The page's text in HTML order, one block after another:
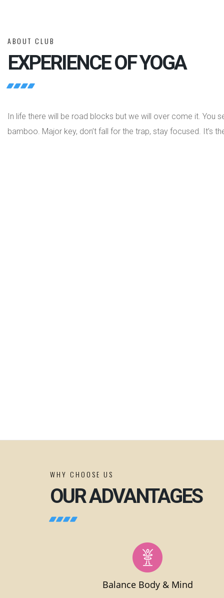
ABOUT CLUB
EXPERIENCE OF YOGA
In life there will be road blocks but we will over come it. You
bamboo. Major key, don’t fall for the trap, stay focused. It’s
WHY CHOOSE US
OUR ADVANTAGES
Balance Body & Mind